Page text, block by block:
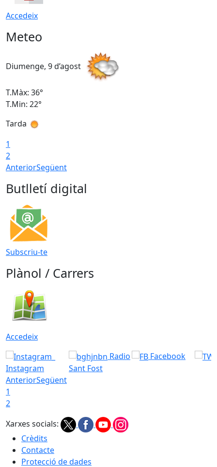
Accedeix
Meteo
Diumenge, 9 d’agost
T.Màx: 36°
T.Min: 22°
Tarda
1
2
AnteriorSegüent
Butlletí digital
Subscriu-te
Plànol / Carrers
Accedeix
Instagram
Radio
Sant Fost
Facebook
AnteriorSegüent
1
2
Xarxes socials:
Crèdits
Contacte
Protecció de dades